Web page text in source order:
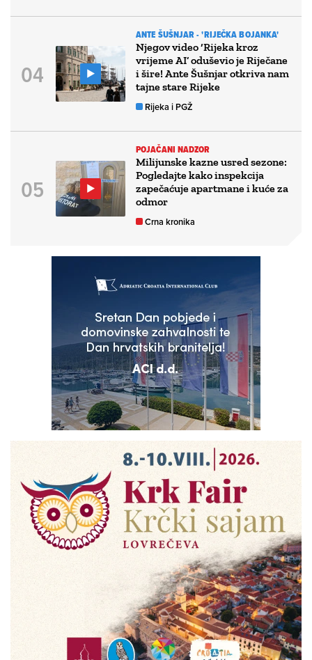
ANTE ŠUŠNJAR - 'RIJEČKA BOJANKA'
Njegov video ‘Rijeka kroz
vrijeme AI’ oduševio je Riječane
i šire! Ante Šušnjar otkriva nam
tajne stare Rijeke
Rijeka i PGŽ
POJAČANI NADZOR
Milijunske kazne usred sezone:
Pogledajte kako inspekcija
zapečaćuje apartmane i kuće za
odmor
Crna kronika